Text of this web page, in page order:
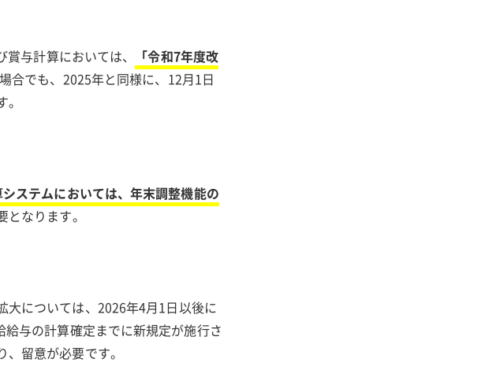
与計算においては、
「令和7年度改
合でも、2025年と同様に、12月1日
ステムにおいては、年末調整機能の
となります。
大については、2026年4月1日以後に
与の計算確定までに新規定が施行さ
留意が必要です。